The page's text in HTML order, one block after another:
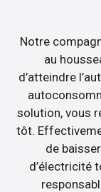
Notre
au
d’atteindre
solution, vous
tôt.
de
d’électricité